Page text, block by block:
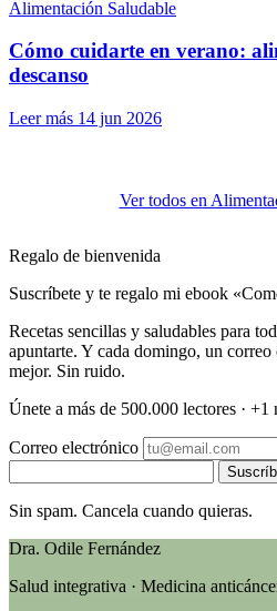
Alimentación Saludable
Cómo cuidarte en verano:
descanso
Leer más 14 jun 2026
Ver todos en
Regalo de bienvenida
Suscríbete y te regalo mi ebook
Recetas sencillas y saludables para
apuntarte. Y cada domingo, un
mejor. Sin ruido.
Únete a más de 500.000 lectores · +1
Correo electrónico
Sin spam. Cancela cuando quieras.
Dra. Odile Fernández
Salud integrativa · Medicina